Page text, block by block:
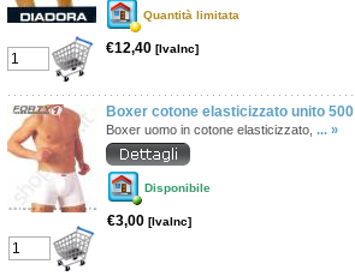
Quantità limitata
€12,40 [IvaInc]
Boxer cotone elasticizzato unito 500
Boxer uomo in cotone elasticizzato, ... »
Disponibile
€3,00 [IvaInc]